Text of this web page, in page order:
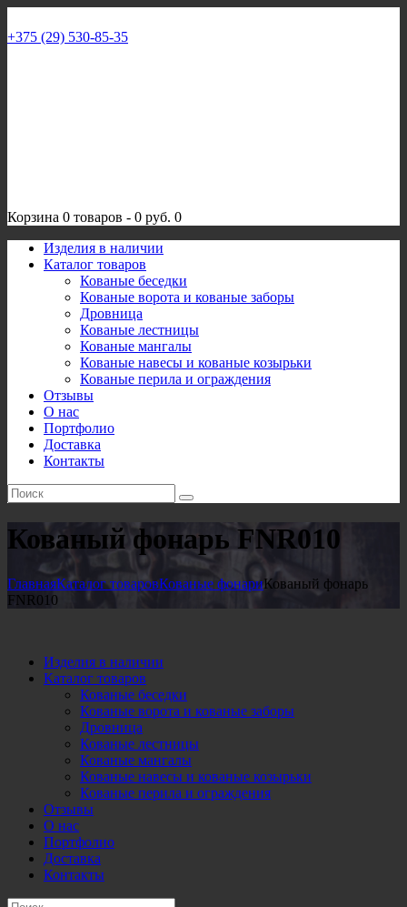
+375 (29) 530-85-35
Корзина 0 товаров - 0 руб. 0
Изделия в наличии
Каталог товаров
Кованые беседки
Кованые ворота и кованые заборы
Дровница
Кованые лестницы
Кованые мангалы
Кованые навесы и кованые козырьки
Кованые перила и ограждения
Отзывы
О нас
Портфолио
Доставка
Контакты
Кованый фонарь FNR010
ГлавнаяКаталог товаровКованые фонариКованый фонарь
FNR010
Изделия в наличии
Каталог товаров
Кованые беседки
Кованые ворота и кованые заборы
Дровница
Кованые лестницы
Кованые мангалы
Кованые навесы и кованые козырьки
Кованые перила и ограждения
Отзывы
О нас
Портфолио
Доставка
Контакты